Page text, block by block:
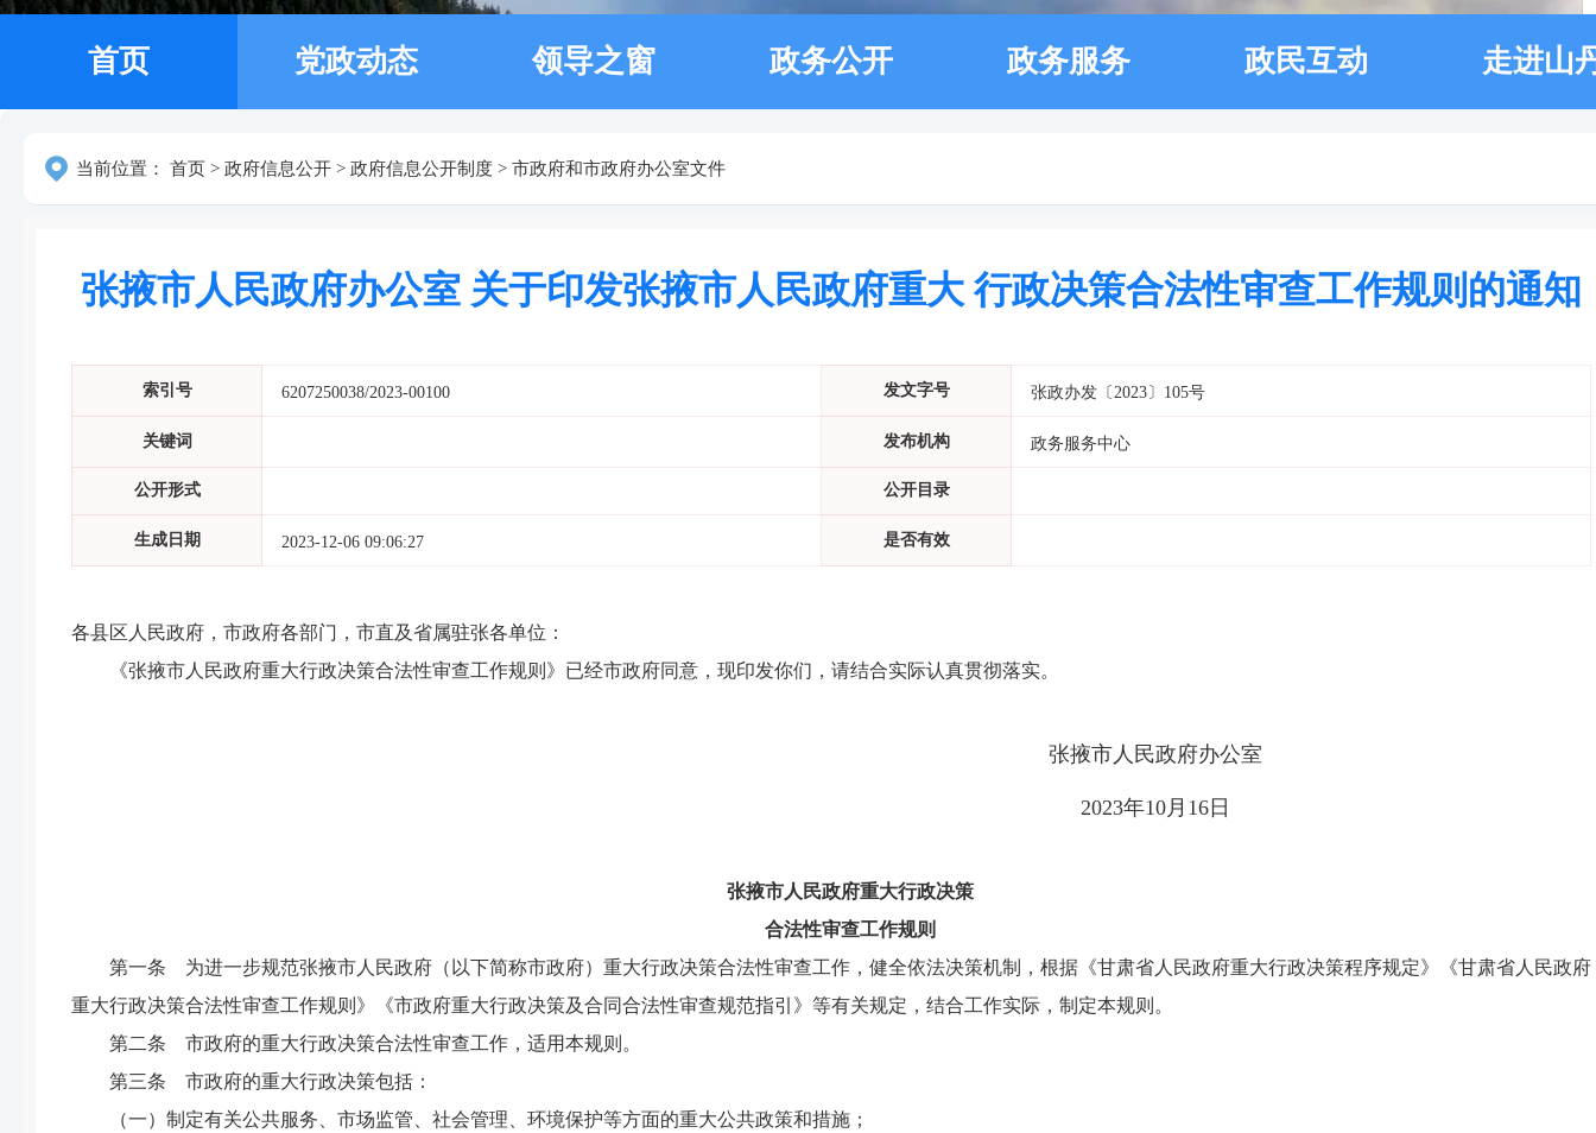
首页 党政动态 领导之窗 政务公开 政务服务 政民互动 走进山
当前位置： 首页 > 政府信息公开 > 政府信息公开制度 > 市政府和市政府办公室文件
张掖市人民政府办公室 关于印发张掖市人民政府重大 行政决策合法性审查工作规则的通知
索引号 6207250038/2023-00100 发文字号 张政办发〔2023〕105号
关键词 发布机构 政务服务中心
公开形式 公开目录
生成日期 2023-12-06 09:06:27 是否有效
各县区人民政府，市政府各部门，市直及省属驻张各单位：
《张掖市人民政府重大行政决策合法性审查工作规则》已经市政府同意，现印发你们，请结合实际认真贯彻落实。
张掖市人民政府办公室
2023年10月16日
张掖市人民政府重大行政决策
合法性审查工作规则
第一条 为进一步规范张掖市人民政府（以下简称市政府）重大行政决策合法性审查工作，健全依法决策机制，根据《甘肃省人民政府重大行政决策程序规定》《甘肃省人民政府
重大行政决策合法性审查工作规则》《市政府重大行政决策及合同合法性审查规范指引》等有关规定，结合工作实际，制定本规则。
第二条 市政府的重大行政决策合法性审查工作，适用本规则。
第三条 市政府的重大行政决策包括：
（一）制定有关公共服务、市场监管、社会管理、环境保护等方面的重大公共政策和措施；